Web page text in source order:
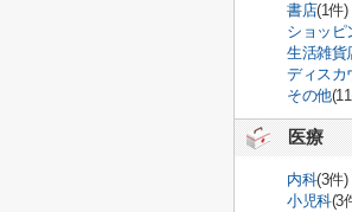
書店(1件)
ショッピ
生活雑貨
ディスカ
その他
医療
内科(3件)
小児科(3